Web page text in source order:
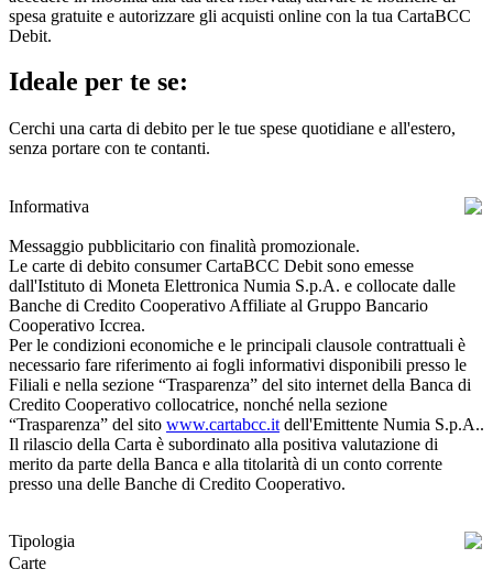
spesa gratuite e autorizzare gli acquisti online con la tua CartaBCC
Debit.
Ideale per te se:
Cerchi una carta di debito per le tue spese quotidiane e all'estero,
senza portare con te contanti.
Informativa
Messaggio pubblicitario con finalità promozionale.
Le carte di debito consumer CartaBCC Debit sono emesse
dall'Istituto di Moneta Elettronica Numia S.p.A. e collocate dalle
Banche di Credito Cooperativo Affiliate al Gruppo Bancario
Cooperativo Iccrea.
Per le condizioni economiche e le principali clausole contrattuali è
necessario fare riferimento ai fogli informativi disponibili presso le
Filiali e nella sezione “Trasparenza” del sito internet della Banca di
Credito Cooperativo collocatrice, nonché nella sezione
“Trasparenza” del sito www.cartabcc.it dell'Emittente Numia S.p.A..
Il rilascio della Carta è subordinato alla positiva valutazione di
merito da parte della Banca e alla titolarità di un conto corrente
presso una delle Banche di Credito Cooperativo.
Tipologia
Carte